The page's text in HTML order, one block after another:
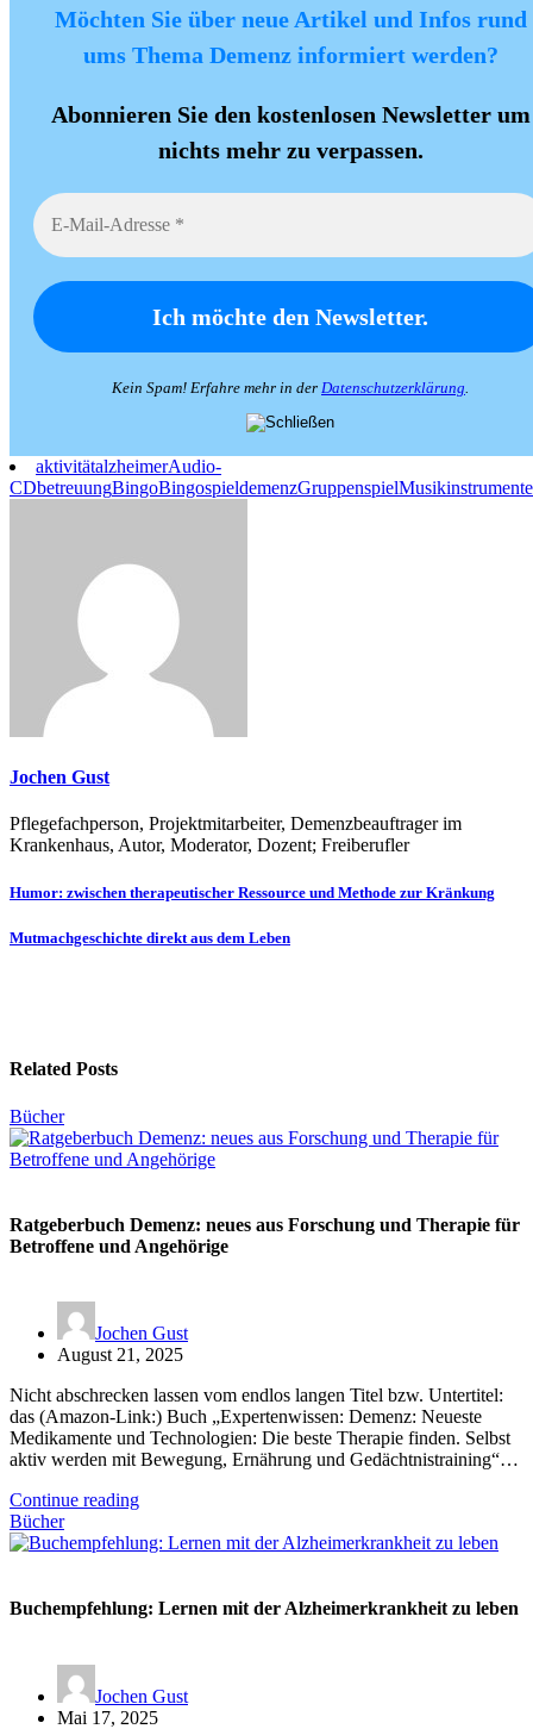
Möchten Sie über neue Artikel und Infos rund
ums Thema Demenz informiert werden?
Abonnieren Sie den kostenlosen Newsletter um
nichts mehr zu verpassen.
Kein Spam! Erfahre mehr in der Datenschutzerklärung
aktivitätalzheimerAudio-
CDbetreuungBingoBingospieldemenzGruppenspielMusikinstrumente
Jochen Gust
Pflegefachperson, Projektmitarbeiter, Demenzbeauftrager im
Krankenhaus, Autor, Moderator, Dozent; Freiberufler
Beitragsnavigation
Humor: zwischen therapeutischer Ressource und Methode zur Kränkung
Mutmachgeschichte direkt aus dem Leben
Related Posts
Bücher
Ratgeberbuch Demenz: neues aus Forschung und Therapie für
Betroffene und Angehörige
Jochen Gust
August 21, 2025
Nicht abschrecken lassen vom endlos langen Titel bzw. Untertitel:
das (Amazon-Link:) Buch „Expertenwissen: Demenz: Neueste
Medikamente und Technologien: Die beste Therapie finden. Selbst
aktiv werden mit Bewegung, Ernährung und Gedächtnistraining“…
Continue reading
Bücher
Buchempfehlung: Lernen mit der Alzheimerkrankheit zu leben
Jochen Gust
Mai 17, 2025